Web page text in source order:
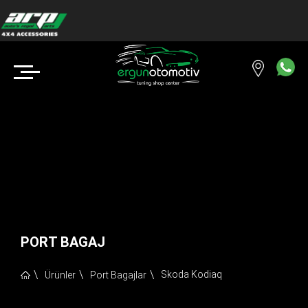
PORT BAGAJ
Ürünler Port Bagajlar Skoda Kodiaq